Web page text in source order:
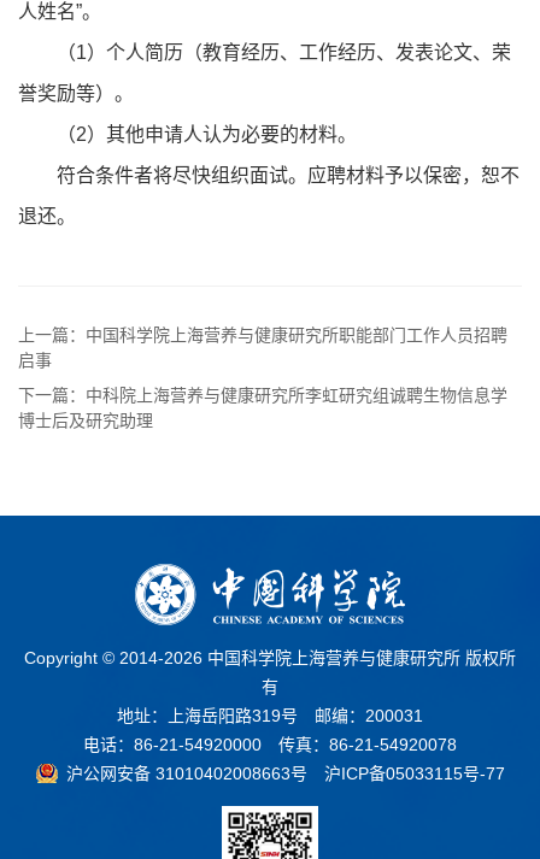
人姓名”。
（1）个人简历（教育经历、工作经历、发表论文、荣
誉奖励等）。
（2）其他申请人认为必要的材料。
符合条件者将尽快组织面试。应聘材料予以保密，恕不
退还。
上一篇：中国科学院上海营养与健康研究所职能部门工作人员招聘
启事
下一篇：中科院上海营养与健康研究所李虹研究组诚聘生物信息学
博士后及研究助理
Copyright © 2014-2026 中国科学院上海营养与健康研究所 版权所
有
地址：上海岳阳路319号 邮编：200031
电话：86-21-54920000 传真：86-21-54920078
沪公网安备 31010402008663号
沪ICP备05033115号-77